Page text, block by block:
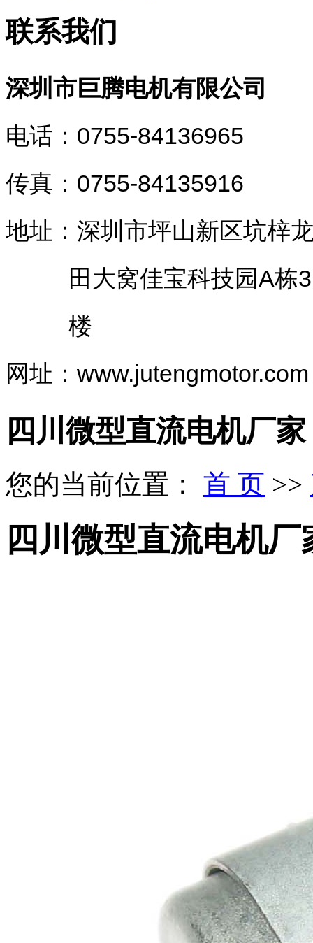
联系我们
深圳市巨腾电机有限公司
电话：0755-84136965
传真：0755-84135916
地址：深圳市坪山新区坑梓
田大窝佳宝科技园A栋3
楼
网址：www.jutengmotor.com
四川微型直流电机厂家
您的当前位置： 首 页 >>
四川微型直流电机厂